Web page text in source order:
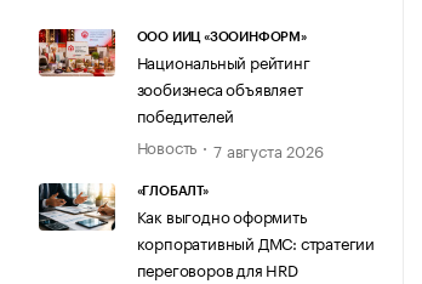
ООО ИИЦ «ЗООИНФОРМ»
Национальный рейтинг
зообизнеса объявляет
победителей
Новость
7 августа 2026
«ГЛОБАЛТ»
Как выгодно оформить
корпоративный ДМС: стратегии
переговоров для HRD